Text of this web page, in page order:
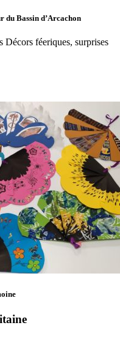
du Bassin d’Arcachon
Décors féeriques, surprises